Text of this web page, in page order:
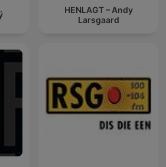
HENLAGT – Andy
Larsgaard